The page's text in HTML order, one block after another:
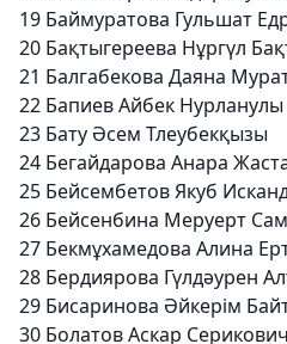
19 Баймуратова Гульшат
20 Бақтыгереева Нұргүл
21 Балгабекова Даяна
22 Бапиев Айбек Нурланулы
23 Бату Әсем Тлеубекқызы
24 Бегайдарова Анара
25 Бейсембетов Якуб
26 Бейсенбина Меруерт
27 Бекмұхамедова Алина
28 Бердиярова Гүлдәурен
29 Бисаринова Әйкерім
30 Болатов Аскар Серикович